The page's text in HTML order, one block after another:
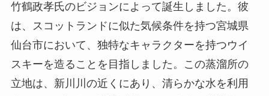
竹鶴政孝氏のビジョンによって誕生しました。彼
は、スコットランドに似た気候条件を持つ宮城県
仙台市において、独特なキャラクターを持つウイ
スキーを造ることを目指しました。この蒸溜所の
立地は、新川川の近くにあり、清らかな水を利用